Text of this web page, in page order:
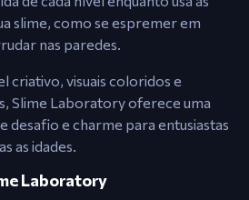
slime, como se espremer em
nas paredes.
criativo, visuais coloridos e
Slime Laboratory oferece uma
desafio e charme para entusiastas
as idades.
Laboratory